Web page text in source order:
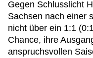
Gegen Schlusslicht
Sachsen nach einer
nicht über ein 1:1
Chance, ihre
anspruchsvollen